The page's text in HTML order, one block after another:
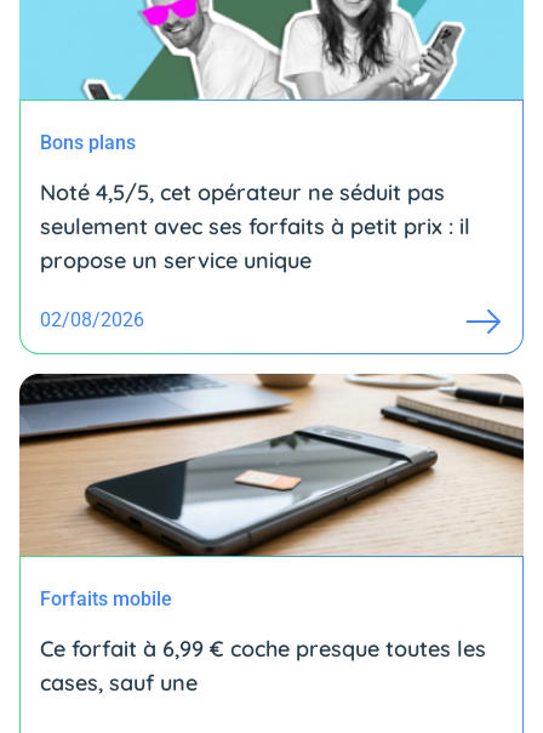
Bons plans
Noté 4,5/5, cet opérateur ne séduit pas
seulement avec ses forfaits à petit prix : il
propose un service unique
02/08/2026
Forfaits mobile
Ce forfait à 6,99 € coche presque toutes les
cases, sauf une